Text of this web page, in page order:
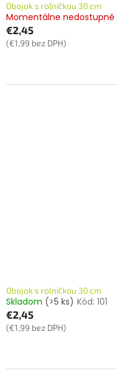
Obojok s roľničkou 30 cm
Momentálne nedostupné
€2,45
(€1,99 bez DPH)
Obojok s rolničkou 30 cm
Skladom (>5 ks) Kód: 101
€2,45
(€1,99 bez DPH)